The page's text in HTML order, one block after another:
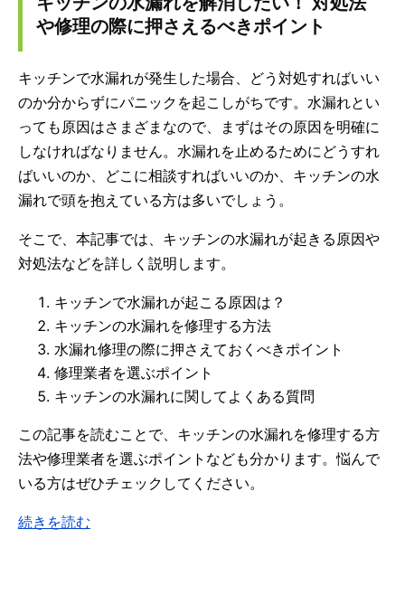
や修理の際に押さえるべきポイント
キッチンで水漏れが発生した場合、どう対処すればいい
のか分からずにパニックを起こしがちです。水漏れとい
っても原因はさまざまなので、まずはその原因を明確に
しなければなりません。水漏れを止めるためにどうすれ
ばいいのか、どこに相談すればいいのか、キッチンの水
漏れで頭を抱えている方は多いでしょう。
そこで、本記事では、キッチンの水漏れが起きる原因や
対処法などを詳しく説明します。
キッチンで水漏れが起こる原因は？
キッチンの水漏れを修理する方法
水漏れ修理の際に押さえておくべきポイント
修理業者を選ぶポイント
キッチンの水漏れに関してよくある質問
この記事を読むことで、キッチンの水漏れを修理する方
法や修理業者を選ぶポイントなども分かります。悩んで
いる方はぜひチェックしてください。
続きを読む